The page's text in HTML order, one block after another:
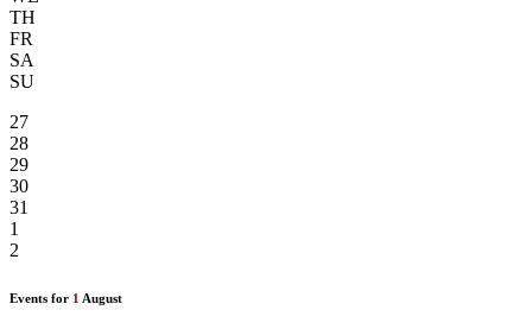
TH
FR
SA
SU
27
28
29
30
31
1
2
Events for 1 August